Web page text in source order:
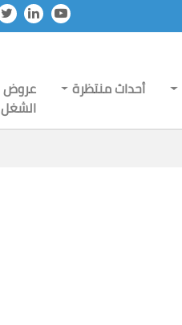
أحداث منتظرة
عروض
الشغل